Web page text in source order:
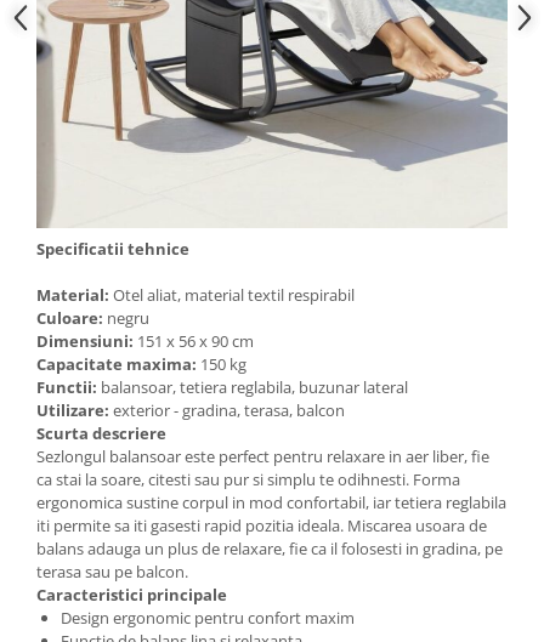
Specificatii tehnice
Material: Otel aliat, material textil respirabil
Culoare: negru
Dimensiuni: 151 x 56 x 90 cm
Capacitate maxima: 150 kg
Functii: balansoar, tetiera reglabila, buzunar lateral
Utilizare: exterior - gradina, terasa, balcon
Scurta descriere
Sezlongul balansoar este perfect pentru relaxare in aer liber, fie
ca stai la soare, citesti sau pur si simplu te odihnesti. Forma
ergonomica sustine corpul in mod confortabil, iar tetiera reglabila
iti permite sa iti gasesti rapid pozitia ideala. Miscarea usoara de
balans adauga un plus de relaxare, fie ca il folosesti in gradina, pe
terasa sau pe balcon.
Caracteristici principale
Design ergonomic pentru confort maxim